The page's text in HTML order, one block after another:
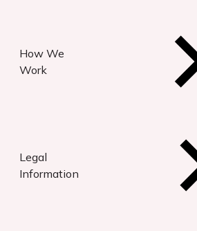
How We
Work
Legal
Information